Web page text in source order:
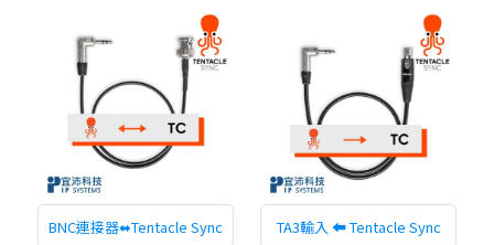
BNC連接器⬌Tentacle Sync TA3輸入 ⬅ Tentacle Sync